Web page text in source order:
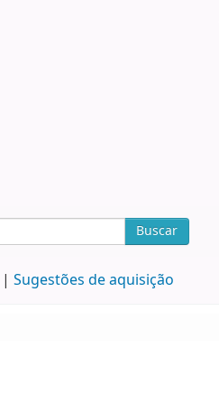
Buscar
Sugestões de aquisição